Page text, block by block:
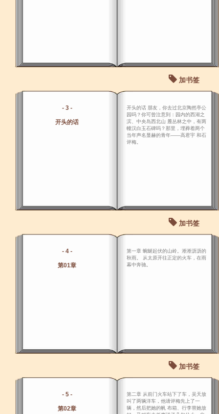
加书签
- 3 -
开头的话
开头的话 朋友，你去过北京陶然亭公
园吗？你可曾注意到：园内的西湖之
滨、中央岛西北山 麓丛林之中，有两
幢汉白玉石碑吗？那里，埋葬着两个
当年声名显赫的青年――高君宇 和石
评梅。
加书签
- 4 -
第01章
第一章 蜿蜒起伏的山岭。淅淅沥沥的
秋雨。 从太原开往正定的火车，在雨
幕中奔驰。
加书签
- 5 -
第02章
第二章 从前门火车站下了车，吴天放
叫了两辆洋车，他请评梅先上了一
辆，然后把她的帆 布箱、行李替她放